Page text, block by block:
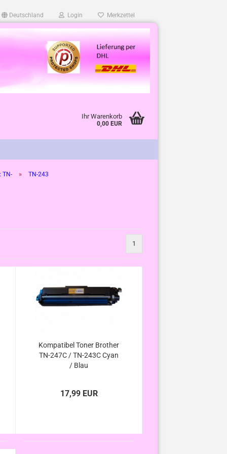
Deutschland Login Merkzettel
Ihr Warenkorb
0,00 EUR
TN- » TN-243
1
Kompatibel Toner Brother
TN-247C / TN-243C Cyan
/ Blau
17,99 EUR